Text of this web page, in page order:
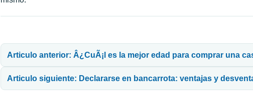
Articulo anterior: Â¿CuÃ¡l es la mejor edad para comprar una
Articulo siguiente: Declararse en bancarrota: ventajas y